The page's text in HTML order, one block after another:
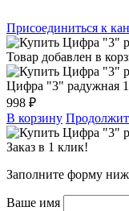
Присоединиться к
Товар добавлен в
Цифра "3" радужная
998 ₽
В корзину
Заказ в 1 клик!
Заполните форму
Ваше имя